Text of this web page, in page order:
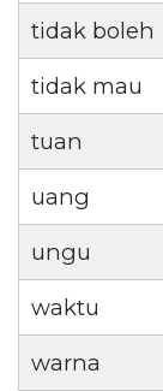
tidak boleh
tidak mau
tuan
uang
ungu
waktu
warna